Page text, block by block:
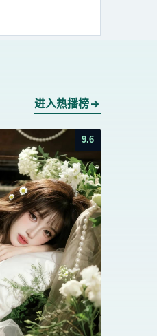
进入热播榜
9.6